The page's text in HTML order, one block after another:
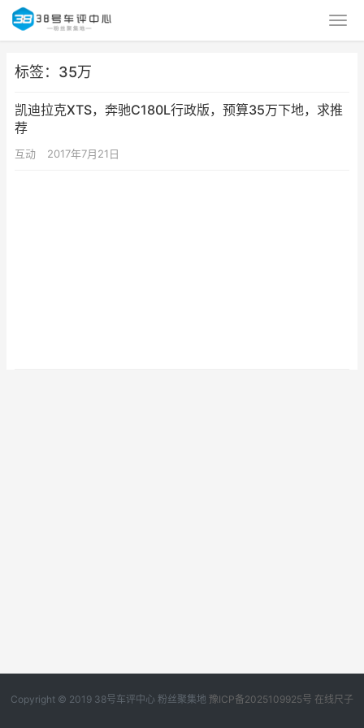
标签：35万
凯迪拉克XTS，奔驰C180L行政版，预算35万下地，求推
荐
互动 2017年7月21日
Copyright © 2019 38号车评中心 粉丝聚集地 豫ICP备2025109925号 在线尺子